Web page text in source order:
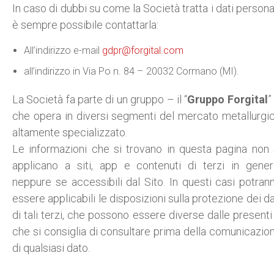
In caso di dubbi su come la Società tratta i dati
è sempre possibile contattarla:
All’indirizzo e-mail gdpr@forgital.com
all’indirizzo in Via Po n. 84 – 20032 Cormano (MI).
La Società fa parte di un gruppo – il “Gruppo Forgital
che opera in diversi segmenti del mercato
altamente specializzato.
Le informazioni che si trovano in questa pagina non
applicano a siti, app e contenuti di terzi in
neppure se accessibili dal Sito. In questi casi
essere applicabili le disposizioni sulla protezione dei
di tali terzi, che possono essere diverse dalle
che si consiglia di consultare prima della
di qualsiasi dato.